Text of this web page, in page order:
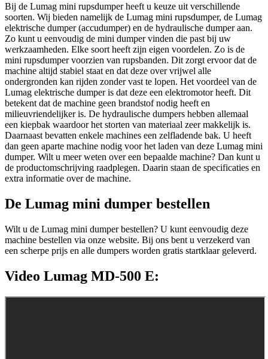
Bij de Lumag mini rupsdumper heeft u keuze uit verschillende
soorten. Wij bieden namelijk de Lumag mini rupsdumper, de Lumag
elektrische dumper (accudumper) en de hydraulische dumper aan.
Zo kunt u eenvoudig de mini dumper vinden die past bij uw
werkzaamheden. Elke soort heeft zijn eigen voordelen. Zo is de
mini rupsdumper voorzien van rupsbanden. Dit zorgt ervoor dat de
machine altijd stabiel staat en dat deze over vrijwel alle
ondergronden kan rijden zonder vast te lopen. Het voordeel van de
Lumag elektrische dumper is dat deze een elektromotor heeft. Dit
betekent dat de machine geen brandstof nodig heeft en
milieuvriendelijker is. De hydraulische dumpers hebben allemaal
een kiepbak waardoor het storten van materiaal zeer makkelijk is.
Daarnaast bevatten enkele machines een zelfladende bak. U heeft
dan geen aparte machine nodig voor het laden van deze Lumag mini
dumper. Wilt u meer weten over een bepaalde machine? Dan kunt u
de productomschrijving raadplegen. Daarin staan de specificaties en
extra informatie over de machine.
De Lumag mini dumper bestellen
Wilt u de Lumag mini dumper bestellen? U kunt eenvoudig deze
machine bestellen via onze website. Bij ons bent u verzekerd van
een scherpe prijs en alle dumpers worden gratis startklaar geleverd.
Video Lumag MD-500 E: